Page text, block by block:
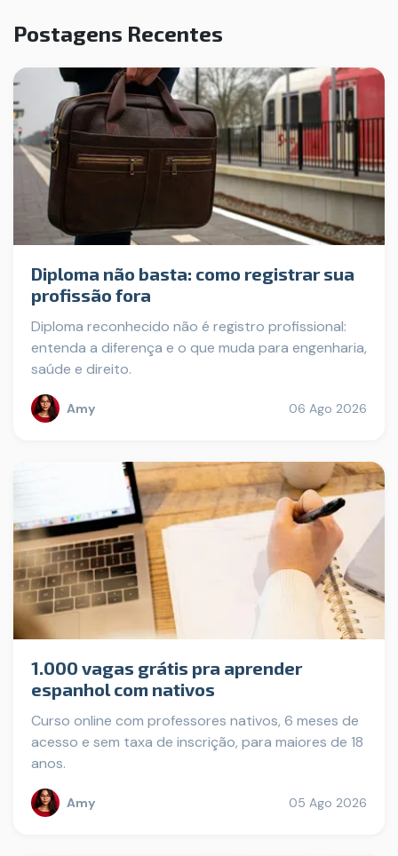
Postagens Recentes
Diploma não basta: como registrar sua
profissão fora
Diploma reconhecido não é registro profissional:
entenda a diferença e o que muda para engenharia,
saúde e direito.
Amy 06 Ago 2026
1.000 vagas grátis pra aprender
espanhol com nativos
Curso online com professores nativos, 6 meses de
acesso e sem taxa de inscrição, para maiores de 18
anos.
Amy 05 Ago 2026